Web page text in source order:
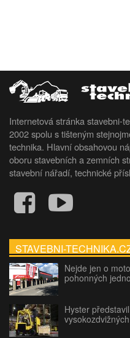
Internetová stránka stavebni-
2002 spolu s tišteným
technika. Hlavní obsahovou
oboru stavebních a zemních
stavební nářadí, technické
STAVEBNI-
Nejde jen o
pohonných
Hyster